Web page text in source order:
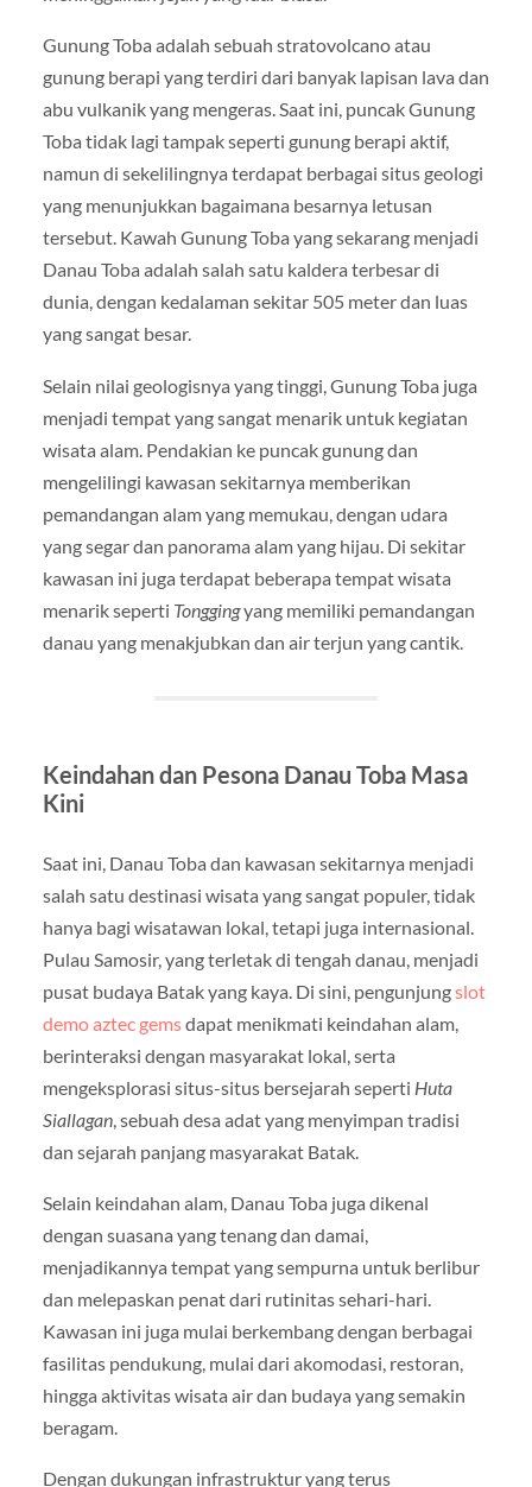
Gunung Toba adalah sebuah stratovolcano atau
gunung berapi yang terdiri dari banyak lapisan lava dan
abu vulkanik yang mengeras. Saat ini, puncak Gunung
Toba tidak lagi tampak seperti gunung berapi aktif,
namun di sekelilingnya terdapat berbagai situs geologi
yang menunjukkan bagaimana besarnya letusan
tersebut. Kawah Gunung Toba yang sekarang menjadi
Danau Toba adalah salah satu kaldera terbesar di
dunia, dengan kedalaman sekitar 505 meter dan luas
yang sangat besar.
Selain nilai geologisnya yang tinggi, Gunung Toba juga
menjadi tempat yang sangat menarik untuk kegiatan
wisata alam. Pendakian ke puncak gunung dan
mengelilingi kawasan sekitarnya memberikan
pemandangan alam yang memukau, dengan udara
yang segar dan panorama alam yang hijau. Di sekitar
kawasan ini juga terdapat beberapa tempat wisata
menarik seperti Tonggingyang memiliki pemandangan
danau yang menakjubkan dan air terjun yang cantik.
Keindahan dan Pesona Danau Toba Masa
Kini
Saat ini, Danau Toba dan kawasan sekitarnya menjadi
salah satu destinasi wisata yang sangat populer, tidak
hanya bagi wisatawan lokal, tetapi juga internasional.
Pulau Samosir, yang terletak di tengah danau, menjadi
pusat budaya Batak yang kaya. Di sini, pengunjungslot
demo aztec gemsdapat menikmati keindahan alam,
berinteraksi dengan masyarakat lokal, serta
mengeksplorasi situs-situs bersejarah seperti Huta
Siallagan, sebuah desa adat yang menyimpan tradisi
dan sejarah panjang masyarakat Batak.
Selain keindahan alam, Danau Toba juga dikenal
dengan suasana yang tenang dan damai,
menjadikannya tempat yang sempurna untuk berlibur
dan melepaskan penat dari rutinitas sehari-hari.
Kawasan ini juga mulai berkembang dengan berbagai
fasilitas pendukung, mulai dari akomodasi, restoran,
hingga aktivitas wisata air dan budaya yang semakin
beragam.
Dengan dukungan infrastruktur yang terus